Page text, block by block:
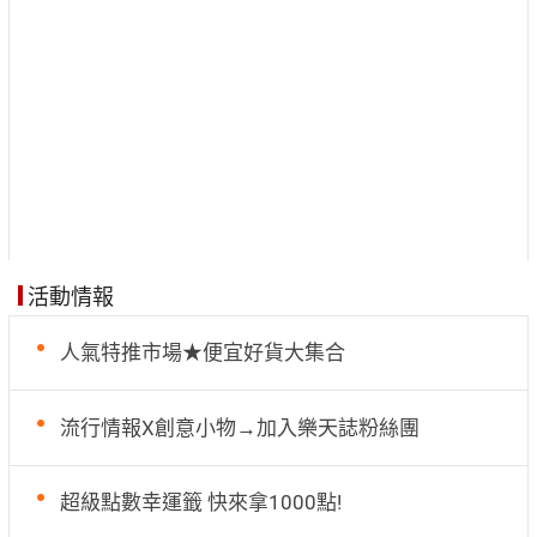
活動情報
人氣特推市場★便宜好貨大集合
流行情報X創意小物→加入樂天誌粉絲團
超級點數幸運籤 快來拿1000點!